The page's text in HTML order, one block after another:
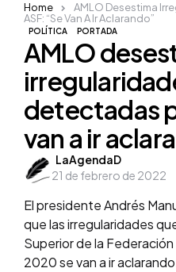
POLÍTICA PORTADA
AMLO
detectadas
van a ir
Posted
by
LaAgendaD
21 de febrero de 2022
Home
AMLO Desestima
ASF: “se Van A Ir Aclarando”
El presidente Andrés
que las irregularidades
Superior de la
2020 se van a ir